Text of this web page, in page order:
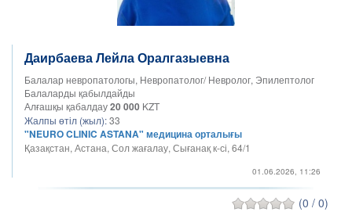
Даирбаева Лейла Оралгазыевна
Балалар невропатологы, Невропатолог/ Невролог, Эпилептолог
Балаларды қабылдайды
Алғашқы қабалдау20 000 KZT
Жалпы өтіл (жыл):33
"NEURO CLINIC ASTANA" медицина орталығы
Қазақстан, Астана, Сол жағалау, Сығанақ к-сі, 64/1
01.06.2026, 11:26
(0 / 0)